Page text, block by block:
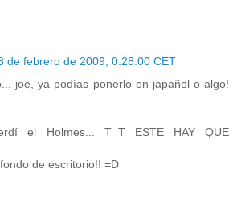
de febrero de 2009, 0:28:00 CET
joe, ya podías ponerlo en japañol o algo!
el Holmes... T_T ESTE HAY QUE
de escritorio!! =D